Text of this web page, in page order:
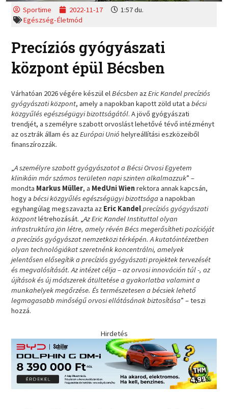
Sportime 2022-11-17
1:57 du.
Egészség-Életmód
Precíziós gyógyászati
központ épül Bécsben
Várhatóan 2026 végére készül elBécsbenazEric Kandel precíziós
gyógyászati központ, amely a napokban kapott zöld utat abécsi
közgyűlés egészségügyi bizottságától. A jövő gyógyászati
trendjét, a személyre szabott orvoslást lehetővé tévő intézményt
az osztrák állam és azEurópai Unió helyreállítási eszközeiből
finanszírozzák.
„A személyre szabott gyógyászatot a Bécsi Orvosi Egyetem
klinikáin már számos területen napi szinten alkalmazzuk” –
mondta Markus Müller, a MedUni Wienrektora annak kapcsán,
hogy abécsi közgyűlés egészségügyi bizottságaa napokban
egyhangúlag megszavazta az Eric Kandelprecíziós gyógyászati
központlétrehozását. „Az Eric Kandel Instituttal olyan
infrastruktúra jön létre, amely révén Bécs megerősítheti pozícióját
a precíziós gyógyászat nemzetközi térképén. A kutatóintézetben
olyan technológiákat szeretnénk koncentrálni, amelyek
jelentősen elősegítik a precíziós gyógyászati projektek tervezését
és megvalósítását. Az intézet célja – az orvosi innováción túl -, az
újítások és új módszerek átültetése a gyakorlatba valamint a
munkahelyek megőrzése. És természetesen a bécsiek lehető
legmagasabb minőségű orvosi ellátásának biztosítása” – teszi
hozzá.
Hirdetés